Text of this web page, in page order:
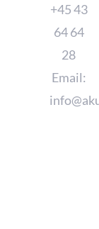
+45 43
64 64
28
Email: